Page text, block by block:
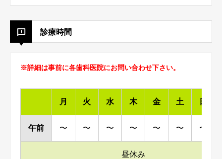
診療時間
※詳細は事前に各歯科医院にお問い合わせ下さい。
月 火 水 木 金 土 日
午前 〜 〜 〜 〜 〜 〜 〜
昼休み